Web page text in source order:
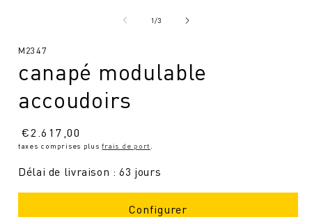
modal
1/de
3
SKU
M2347
canapé modulable
accoudoirs
Prix
normal
€2.617,00
taxes comprises plusfrais de port
Délai de livraison : 63 jours
Configurer